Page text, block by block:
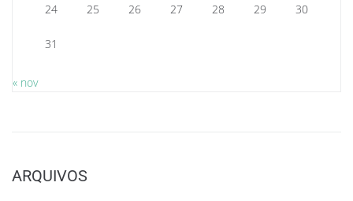
24 25 26 27 28 29 30
31
« nov
ARQUIVOS